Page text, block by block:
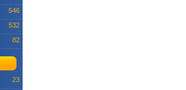
546
532
82
23